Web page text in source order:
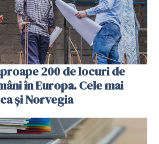
200 de locuri de
în Europa. Cele mai
și Norvegia